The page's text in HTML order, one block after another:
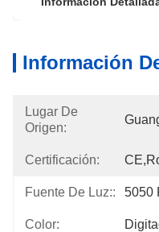
Información
Lugar De
Origen:
Certificación:
Fuente De Luz:: 5050
Color: